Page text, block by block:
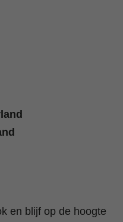
en blijf op de hoogte